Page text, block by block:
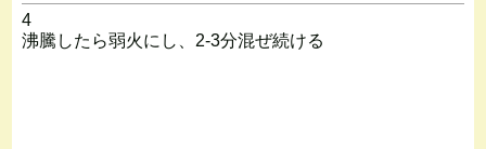
4
沸騰したら弱火にし、2-3分混ぜ続ける